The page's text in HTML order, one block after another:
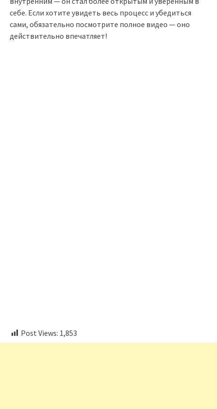
себе. Если хотите увидеть весь процесс и убедиться
сами, обязательно посмотрите полное видео — оно
действительно впечатляет!
Post Views: 1,853